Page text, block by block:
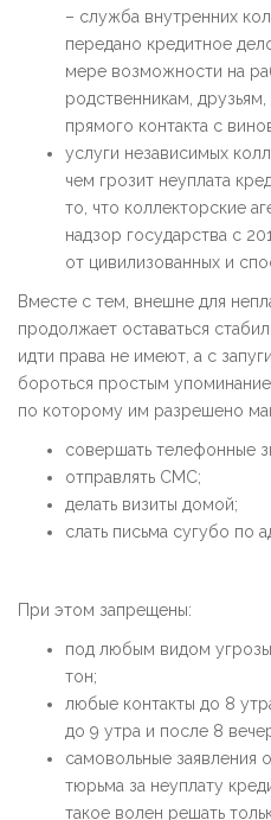
– служба внутренних
передано кредитное
мере возможности на
родственникам,
прямого контакта с
услуги независимых
чем грозит неуплата
то, что коллекторские
надзор государства с
от цивилизованных и
Вместе с тем, внешне для
продолжает оставаться
идти права не имеют, а с
бороться простым
по которому им разрешено
совершать телефонные
отправлять СМС;
делать визиты домой;
слать письма сугубо по
При этом запрещены:
под любым видом
тон;
любые контакты до 8
до 9 утра и после 8
самовольные заявления
тюрьма за неуплату
такое волен решать